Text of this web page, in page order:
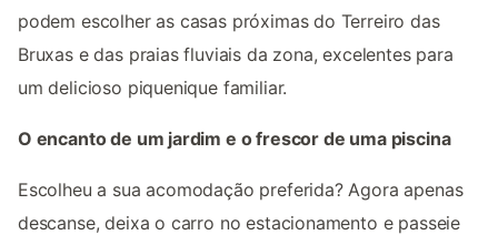
podem escolher as casas próximas do Terreiro das
Bruxas e das praias fluviais da zona, excelentes para
um delicioso piquenique familiar.
O encanto de um jardim e o frescor de uma piscina
Escolheu a sua acomodação preferida? Agora apenas
descanse, deixa o carro no estacionamento e passeie